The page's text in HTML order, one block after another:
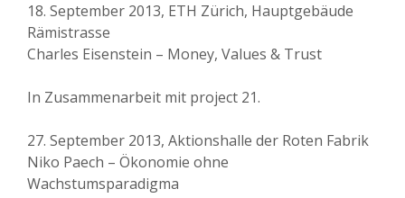
18. September 2013, ETH Zürich, Hauptgebäude
Rämistrasse
Charles Eisenstein – Money, Values & Trust
In Zusammenarbeit mit project 21.
27. September 2013, Aktionshalle der Roten Fabrik
Niko Paech – Ökonomie ohne
Wachstumsparadigma